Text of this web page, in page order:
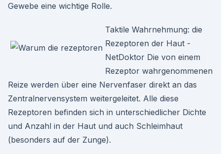
Gewebe eine wichtige Rolle.
Taktile Wahrnehmung: die
Rezeptoren der Haut -
NetDoktor Die von einem
Rezeptor wahrgenommenen
Reize werden über eine Nervenfaser direkt an das
Zentralnervensystem weitergeleitet. Alle diese
Rezeptoren befinden sich in unterschiedlicher Dichte
und Anzahl in der Haut und auch Schleimhaut
(besonders auf der Zunge).